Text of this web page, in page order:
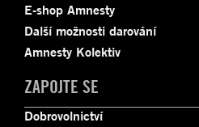
E-shop Amnesty
Další možnosti darování
Amnesty Kolektiv
ZAPOJTE SE
Dobrovolnictví